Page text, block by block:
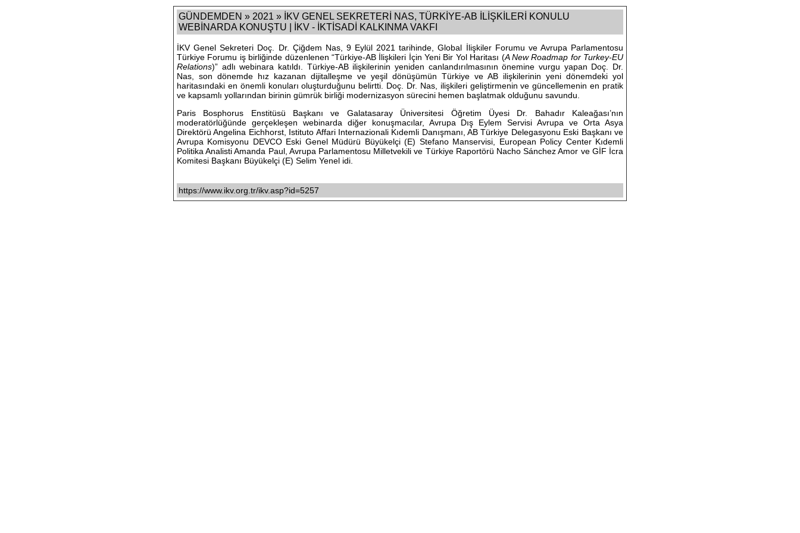
GÜNDEMDEN » 2021 » İKV GENEL SEKRETERİ NAS, TÜRKİYE-AB İLİŞKİLERİ KONULU
WEBİNARDA KONUŞTU | İKV - İKTİSADİ KALKINMA VAKFI
İKV Genel Sekreteri Doç. Dr. Çiğdem Nas, 9 Eylül 2021 tarihinde, Global İlişkiler Forumu ve Avrupa Parlamentosu
Türkiye Forumu iş birliğinde düzenlenen “Türkiye-AB İlişkileri İçin Yeni Bir Yol Haritası (A New Roadmap for Turkey-EU
Relations)” adlı webinara katıldı. Türkiye-AB ilişkilerinin yeniden canlandırılmasının önemine vurgu yapan Doç. Dr.
Nas, son dönemde hız kazanan dijitalleşme ve yeşil dönüşümün Türkiye ve AB ilişkilerinin yeni dönemdeki yol
haritasındaki en önemli konuları oluşturduğunu belirtti. Doç. Dr. Nas, ilişkileri geliştirmenin ve güncellemenin en pratik
ve kapsamlı yollarından birinin gümrük birliği modernizasyon sürecini hemen başlatmak olduğunu savundu.
Paris Bosphorus Enstitüsü Başkanı ve Galatasaray Üniversitesi Öğretim Üyesi Dr. Bahadır Kaleağası’nın
moderatörlüğünde gerçekleşen webinarda diğer konuşmacılar, Avrupa Dış Eylem Servisi Avrupa ve Orta Asya
Direktörü Angelina Eichhorst, Istituto Affari Internazionali Kıdemli Danışmanı, AB Türkiye Delegasyonu Eski Başkanı ve
Avrupa Komisyonu DEVCO Eski Genel Müdürü Büyükelçi (E) Stefano Manservisi, European Policy Center Kıdemli
Politika Analisti Amanda Paul, Avrupa Parlamentosu Milletvekili ve Türkiye Raportörü Nacho Sánchez Amor ve GİF İcra
Komitesi Başkanı Büyükelçi (E) Selim Yenel idi.
https://www.ikv.org.tr/ikv.asp?id=5257